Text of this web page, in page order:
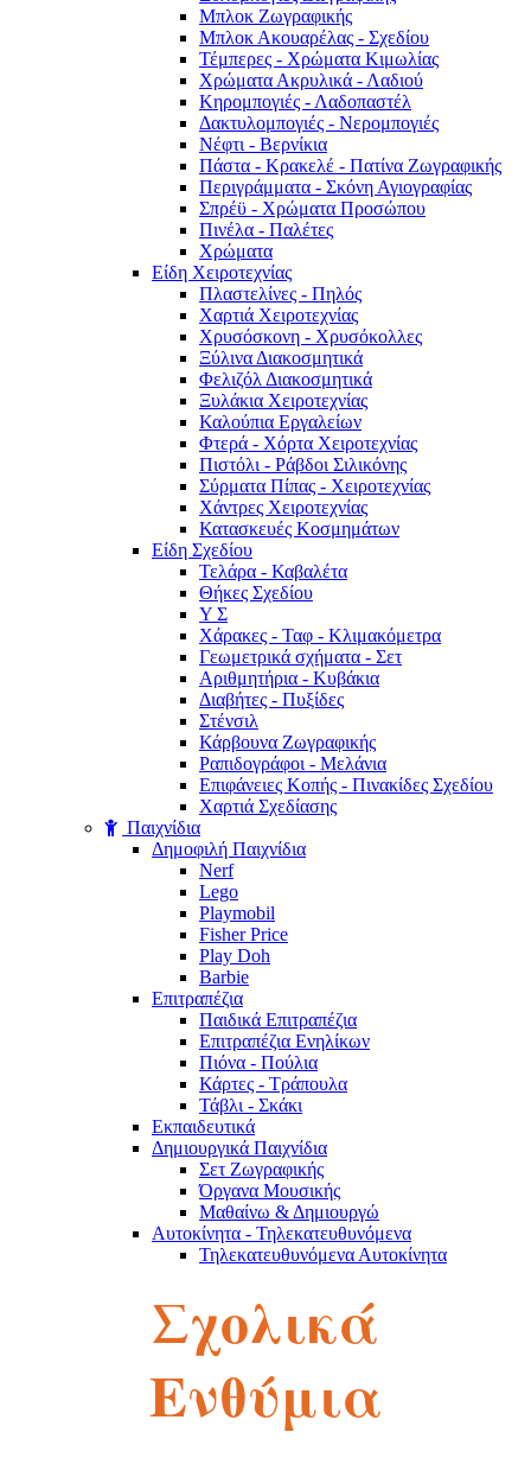
Μπλοκ Ζωγραφικής
Μπλοκ Ακουαρέλας - Σχεδίου
Τέμπερες - Χρώματα Κιμωλίας
Χρώματα Ακρυλικά - Λαδιού
Κηρομπογιές - Λαδοπαστέλ
Δακτυλομπογιές - Νερομπογιές
Νέφτι - Βερνίκια
Πάστα - Κρακελέ - Πατίνα Ζωγραφικής
Περιγράμματα - Σκόνη Αγιογραφίας
Σπρέϋ - Χρώματα Προσώπου
Πινέλα - Παλέτες
Χρώματα
Είδη Χειροτεχνίας
Πλαστελίνες - Πηλός
Χαρτιά Χειροτεχνίας
Χρυσόσκονη - Χρυσόκoλλες
Ξύλινα Διακοσμητικά
Φελιζόλ Διακοσμητικά
Ξυλάκια Χειροτεχνίας
Καλούπια Εργαλείων
Φτερά - Χόρτα Xειροτεχνίας
Πιστόλι - Ράβδοι Σιλικόνης
Σύρματα Πίπας - Χειροτεχνίας
Χάντρες Χειροτεχνίας
Κατασκευές Κοσμημάτων
Είδη Σχεδίου
Τελάρα - Καβαλέτα
Θήκες Σχεδίου
Υ Σ
Χάρακες - Ταφ - Κλιμακόμετρα
Γεωμετρικά σχήματα - Σετ
Αριθμητήρια - Κυβάκια
Διαβήτες - Πυξίδες
Στένσιλ
Κάρβουνα Ζωγραφικής
Ραπιδογράφοι - Μελάνια
Επιφάνειες Κοπής - Πινακίδες Σχεδίου
Χαρτιά Σχεδίασης
Παιχνίδια
Δημοφιλή Παιχνίδια
Nerf
Lego
Playmobil
Fisher Price
Play Doh
Barbie
Επιτραπέζια
Παιδικά Επιτραπέζια
Επιτραπέζια Ενηλίκων
Πιόνα - Πούλια
Κάρτες - Τράπουλα
Τάβλι - Σκάκι
Εκπαιδευτικά
Δημιουργικά Παιχνίδια
Σετ Ζωγραφικής
Όργανα Μουσικής
Μαθαίνω & Δημιουργώ
Αυτοκίνητα - Τηλεκατευθυνόμενα
Τηλεκατευθυνόμενα Αυτοκίνητα
Πίστες
Παζλ
Παζλ Παιδικά
Παζλ Ενηλίκων
Κύβοι του Ρούμπικ
Κούκλες - Λούτρινα
Σχολικά
Ενθύμια